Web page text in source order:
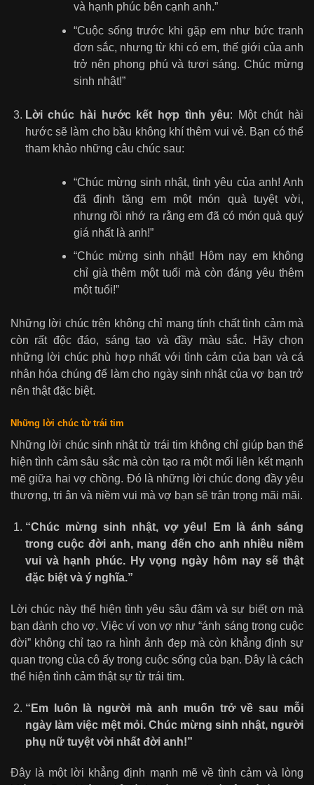
và hạnh phúc bên cạnh anh.”
“Cuộc sống trước khi gặp em như bức tranh
đơn sắc, nhưng từ khi có em, thế giới của anh
trở nên phong phú và tươi sáng. Chúc mừng
sinh nhật!”
Lời chúc hài hước kết hợp tình yêu: Một chút hài
hước sẽ làm cho bầu không khí thêm vui vẻ. Bạn có thể
tham khảo những câu chúc sau:
“Chúc mừng sinh nhật, tình yêu của anh! Anh
đã định tặng em một món quà tuyệt vời,
nhưng rồi nhớ ra rằng em đã có món quà quý
giá nhất là anh!”
“Chúc mừng sinh nhật! Hôm nay em không
chỉ già thêm một tuổi mà còn đáng yêu thêm
một tuổi!”
Những lời chúc trên không chỉ mang tính chất tình cảm mà
còn rất độc đáo, sáng tạo và đầy màu sắc. Hãy chọn
những lời chúc phù hợp nhất với tình cảm của bạn và cá
nhân hóa chúng để làm cho ngày sinh nhật của vợ bạn trở
nên thật đặc biệt.
Những lời chúc từ trái tim
Những lời chúc sinh nhật từ trái tim không chỉ giúp bạn thể
hiện tình cảm sâu sắc mà còn tạo ra một mối liên kết mạnh
mẽ giữa hai vợ chồng. Đó là những lời chúc đong đầy yêu
thương, tri ân và niềm vui mà vợ bạn sẽ trân trọng mãi mãi.
“Chúc mừng sinh nhật, vợ yêu! Em là ánh sáng
trong cuộc đời anh, mang đến cho anh nhiều niềm
vui và hạnh phúc. Hy vọng ngày hôm nay sẽ thật
đặc biệt và ý nghĩa.”
Lời chúc này thể hiện tình yêu sâu đậm và sự biết ơn mà
bạn dành cho vợ. Việc ví von vợ như “ánh sáng trong cuộc
đời” không chỉ tạo ra hình ảnh đẹp mà còn khẳng định sự
quan trọng của cô ấy trong cuộc sống của bạn. Đây là cách
thể hiện tình cảm thật sự từ trái tim.
“Em luôn là người mà anh muốn trở về sau mỗi
ngày làm việc mệt mỏi. Chúc mừng sinh nhật, người
phụ nữ tuyệt vời nhất đời anh!”
Đây là một lời khẳng định mạnh mẽ về tình cảm và lòng